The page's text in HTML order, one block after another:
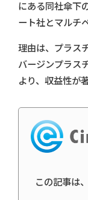
にある同社傘下
ート社とマルチ
理由は、プラス
バージンプラス
より、収益性が
この記事は